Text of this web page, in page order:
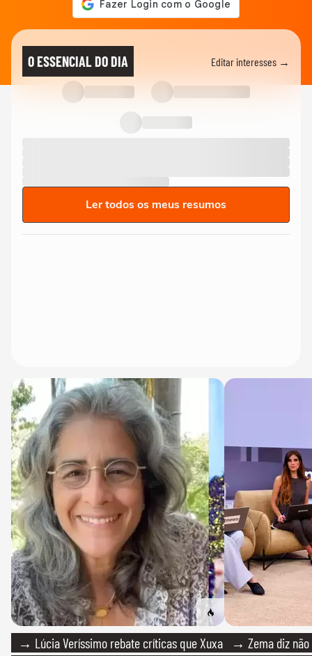
O ESSENCIAL DO DIA Editar interesses →
Ler todos os meus resumos
→ Lúcia Veríssimo rebate críticas que Xuxa
→ Zema diz